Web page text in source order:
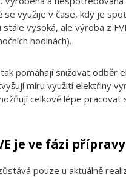
se využije v čase, kdy je
vysoká, ale výroba z
hodinách).
pomáhají snižovat odběr
míru využití elektřiny
celkově lépe pracovat
je ve fázi přípravy
pouze u aktuálně